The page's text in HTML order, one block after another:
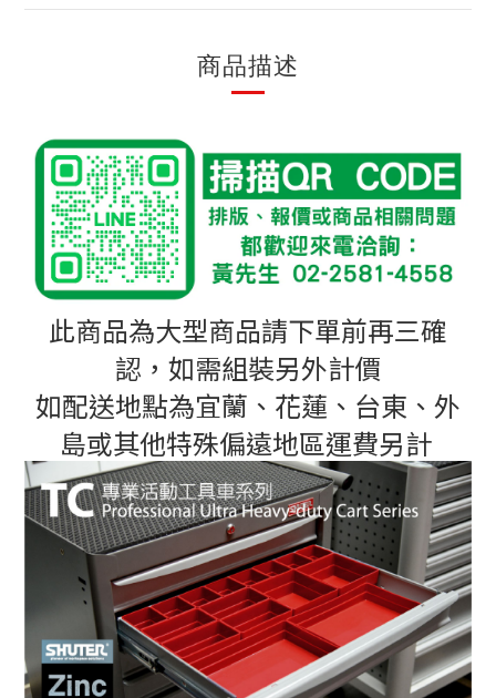
商品描述
此商品為大型商品請下單前再三確
認， 如需組裝另外計價
如配送地點為宜蘭、花蓮、台東、外
島或其他特殊偏遠地區運費另計